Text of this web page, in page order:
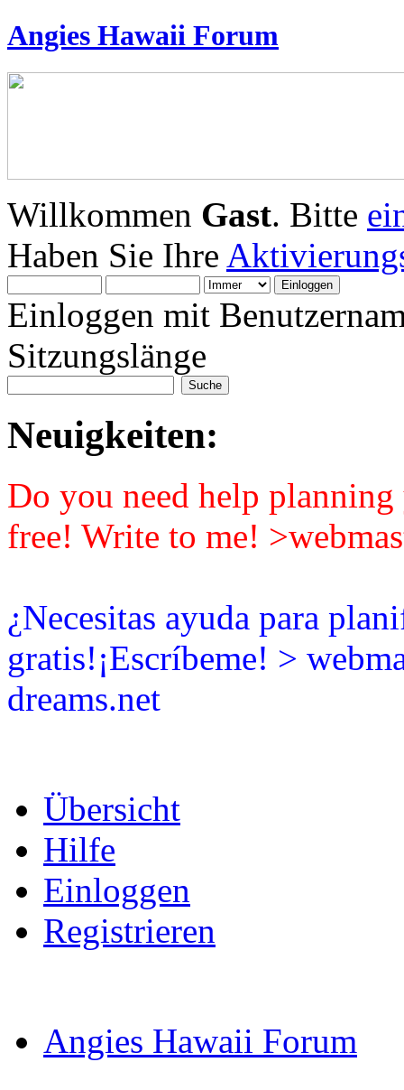
Angies Hawaii Forum
Willkommen Gast. Bitte
Haben Sie Ihre
Einloggen mit
Sitzungslänge
Neuigkeiten:
Do you need help
free! Write to me!
¿Necesitas ayuda para
gratis!¡Escríbeme! >
dreams.net
Übersicht
Hilfe
Einloggen
Registrieren
Angies Hawaii Forum